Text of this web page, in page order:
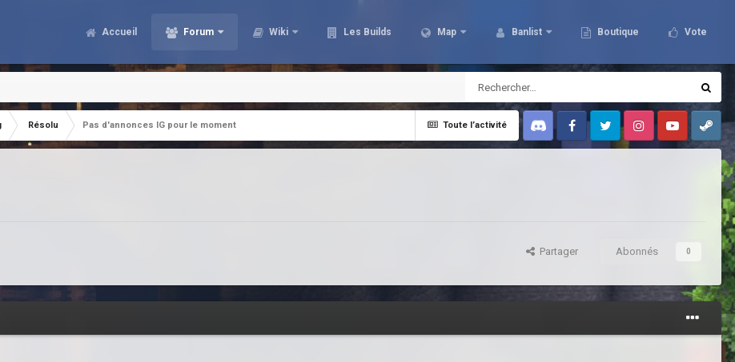
Accueil Forum Wiki Les Builds Map Banlist Boutique Vote
Toute l’activité
Résolu
Pas d'annonces IG pour le moment
Discord FacebookTwitter InstagramYoutubeSteam
Partager Abonnés 0